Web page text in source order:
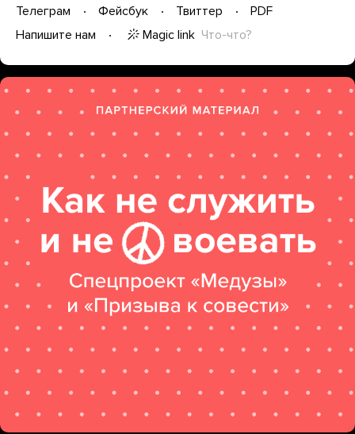
Телеграм Фейсбук Твиттер
PDF
Напишите нам
Magic link Что-что?